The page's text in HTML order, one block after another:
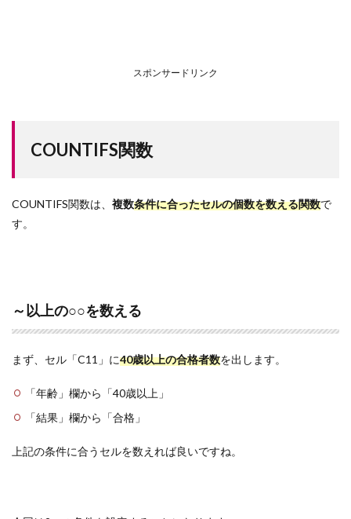
スポンサードリンク
COUNTIFS関数
COUNTIFS関数は、 複数条件に合ったセルの個数を数える関数で
す。
～以上の○○を数える
まず、セル「C11」に40歳以上の合格者数を出します。
「年齢」欄から「40歳以上」
「結果」欄から「合格」
上記の条件に合うセルを数えれば良いですね。